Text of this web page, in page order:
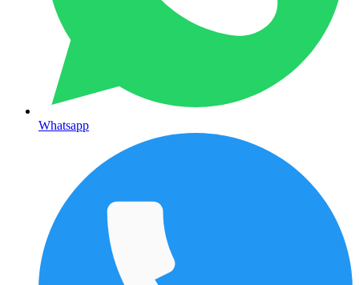
Whatsapp